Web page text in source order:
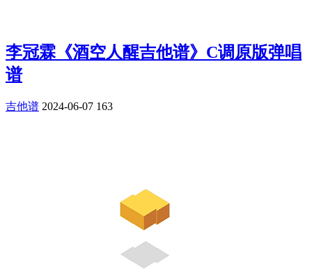
李冠霖《酒空人醒吉他谱》C调原版弹唱
谱
吉他谱 2024-06-07 163